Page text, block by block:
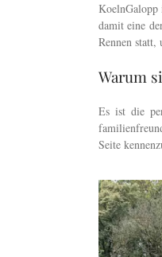
damit eine
Rennen
Warum
Es ist die
Seite